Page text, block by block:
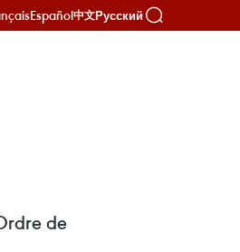
Español中文Русский
de